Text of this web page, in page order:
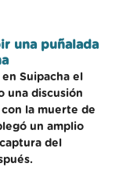
una puñalada
Suipacha el
una discusión
la muerte de
un amplio
del